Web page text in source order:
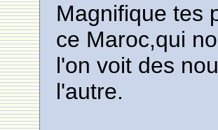
Magnifique tes
ce Maroc,qui
l'on voit des
l'autre.